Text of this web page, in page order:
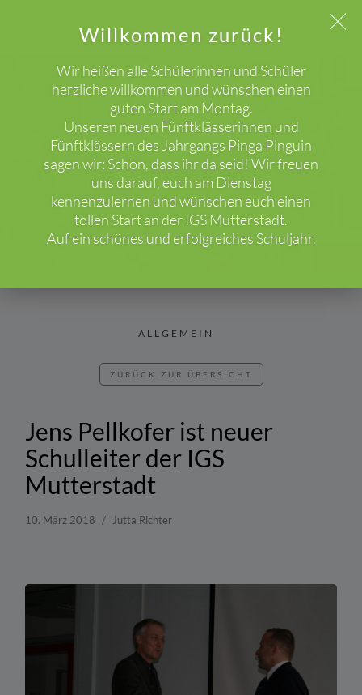
Willkommen zurück!
Wir heißen alle Schülerinnen und Schüler
herzliche willkommen und wünschen einen
guten Start am Montag.
Unseren neuen Fünftklässerinnen und
Fünftklässern des Jahrgangs Pinga Pinguin
sagen wir: Schön, dass ihr da seid! Wir freuen
uns darauf, euch am Dienstag
kennenzulernen und wünschen euch einen
tollen Start an der IGS Mutterstadt.
Auf ein schönes und erfolgreiches Schuljahr.
Aktuelles HOME BLOG ALLGEMEIN
ALLGEMEIN
ZURÜCK ZUR ÜBERSICHT
Jens Pellkofer ist neuer
Schulleiter der IGS
Mutterstadt
10. März 2018 Jutta Richter